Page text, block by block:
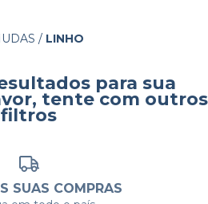
/ LINHO
para sua
tente com outros
filtros
SUAS COMPRAS